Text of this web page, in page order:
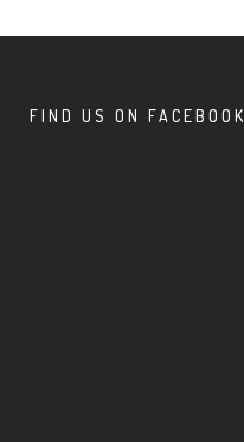
FIND US ON FACEBOOK